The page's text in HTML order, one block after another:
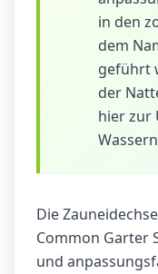
in den
dem
geführt
der
hier zur
Die
Common Garter
und